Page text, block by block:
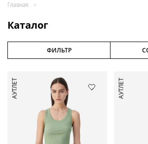
Главная
Каталог
Кожа
ФИЛЬТР
АУТЛЕТ АУТЛЕТ